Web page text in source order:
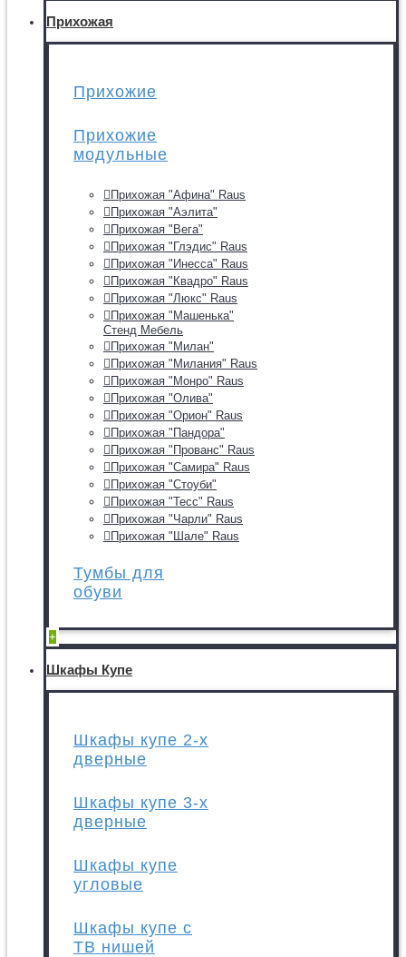
Прихожая
Прихожие
Прихожие
модульные
Прихожая "Афина" Raus
Прихожая "Аэлита"
Прихожая "Вега"
Прихожая "Глэдис" Raus
Прихожая "Инесса" Raus
Прихожая "Квадро" Raus
Прихожая "Люкс" Raus
Прихожая "Машенька"
Стенд Мебель
Прихожая "Милан"
Прихожая "Милания" Raus
Прихожая "Монро" Raus
Прихожая "Олива"
Прихожая "Орион" Raus
Прихожая "Пандора"
Прихожая "Прованс" Raus
Прихожая "Самира" Raus
Прихожая "Стоуби"
Прихожая "Тесс" Raus
Прихожая "Чарли" Raus
Прихожая "Шале" Raus
Тумбы для
обуви
+
Шкафы Купе
Шкафы купе 2-х
дверные
Шкафы купе 3-х
дверные
Шкафы купе
угловые
Шкафы купе с
ТВ нишей